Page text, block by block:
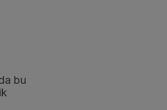
bu